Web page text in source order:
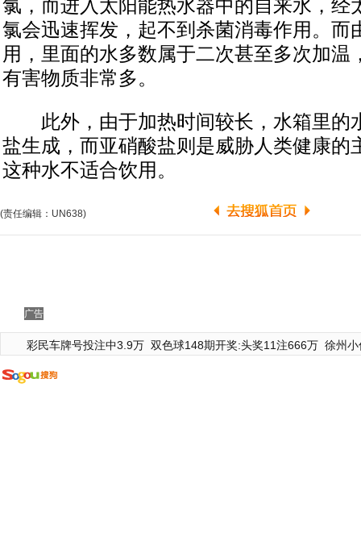
氯，而进入太阳能热水器中的自来水，经
氯会迅速挥发，起不到杀菌消毒作用。而
用，里面的水多数属于二次甚至多次加温
有害物质非常多。
此外，由于加热时间较长，水箱里的
盐生成，而亚硝酸盐则是威胁人类健康的
这种水不适合饮用。
(责任编辑：UN638)
广告
彩民车牌号投注中3.9万 双色球148期开奖:头奖11注666万 徐州